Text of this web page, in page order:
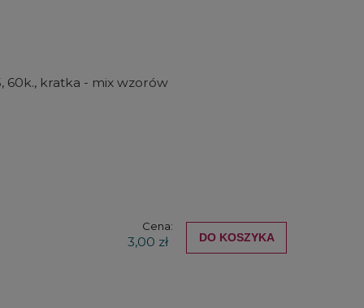
60k., kratka - mix wzorów
Cena:
3,00 zł DO KOSZYKA